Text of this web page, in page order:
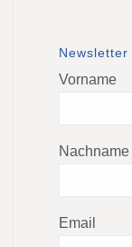
Vorname
Nachname
Email